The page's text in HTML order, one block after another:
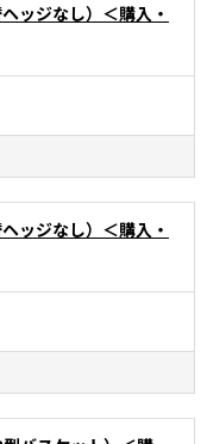
ッジなし）＜購入・
ッジなし）＜購入・